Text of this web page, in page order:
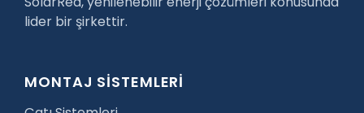
lider bir şirkettir.
MONTAJ SİSTEMLERİ